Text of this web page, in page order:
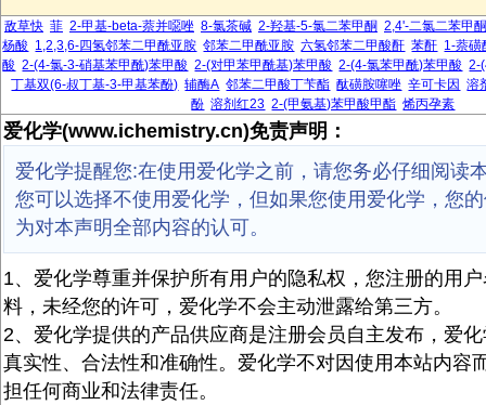
敌草快 菲 2-甲基-beta-萘并噁唑 8-氯茶碱 2-羟基-5-氯二苯甲酮 2,4'-二氯二苯甲酮
杨酸 1,2,3,6-四氢邻苯二甲酰亚胺 邻苯二甲酰亚胺 六氢邻苯二甲酸酐 苯酐 1-萘磺
酸 2-(4-氯-3-硝基苯甲酰)苯甲酸 2-(对甲苯甲酰基)苯甲酸 2-(4-氯苯甲酰)苯甲酸 2-
丁基双(6-叔丁基-3-甲基苯酚) 辅酶A 邻苯二甲酸丁苄酯 酞磺胺噻唑 辛可卡因
溶
酚 溶剂红23 2-(甲氨基)苯甲酸甲酯 烯丙孕素
爱化学(www.ichemistry.cn)免责声明：
爱化学提醒您:在使用爱化学之前，请您务必仔细阅读
您可以选择不使用爱化学，但如果您使用爱化学，您
为对本声明全部内容的认可。
1、爱化学尊重并保护所有用户的隐私权，您注册的用
料，未经您的许可，爱化学不会主动泄露给第三方。
2、爱化学提供的产品供应商是注册会员自主发布，爱
真实性、合法性和准确性。爱化学不对因使用本站内容
担任何商业和法律责任。